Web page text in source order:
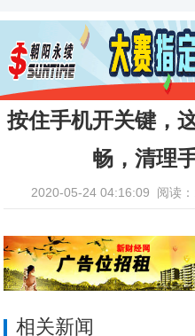
按住手机开关键，
畅，清理
2020-05-24 04:16:09 阅读
相关新闻